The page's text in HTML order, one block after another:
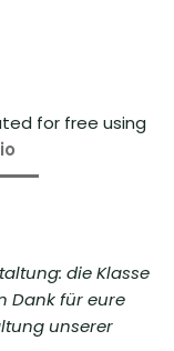
for free using
die Klasse
Dank für eure
unserer